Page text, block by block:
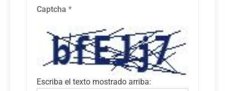
Captcha *
Escriba el texto mostrado arriba: